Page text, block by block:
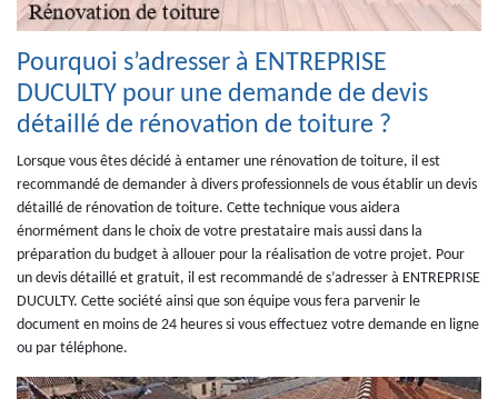
Pourquoi s’adresser à ENTREPRISE
DUCULTY pour une demande de devis
détaillé de rénovation de toiture ?
Lorsque vous êtes décidé à entamer une rénovation de toiture, il est
recommandé de demander à divers professionnels de vous établir un devis
détaillé de rénovation de toiture. Cette technique vous aidera
énormément dans le choix de votre prestataire mais aussi dans la
préparation du budget à allouer pour la réalisation de votre projet. Pour
un devis détaillé et gratuit, il est recommandé de s’adresser à ENTREPRISE
DUCULTY. Cette société ainsi que son équipe vous fera parvenir le
document en moins de 24 heures si vous effectuez votre demande en ligne
ou par téléphone.